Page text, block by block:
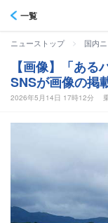
一覧
ニューストップ > 国内
【画像】「あ
SNSが画像の掲
2026年5月14日 17時12分